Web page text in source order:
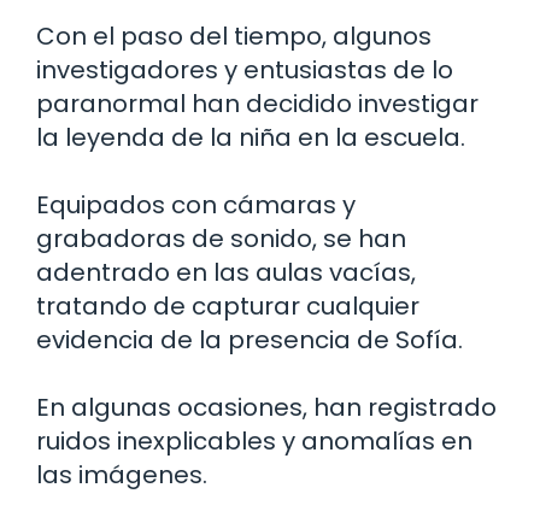
Con el paso del tiempo, algunos
investigadores y entusiastas de lo
paranormal han decidido investigar
la leyenda de la niña en la escuela.
Equipados con cámaras y
grabadoras de sonido, se han
adentrado en las aulas vacías,
tratando de capturar cualquier
evidencia de la presencia de Sofía.
En algunas ocasiones, han registrado
ruidos inexplicables y anomalías en
las imágenes.